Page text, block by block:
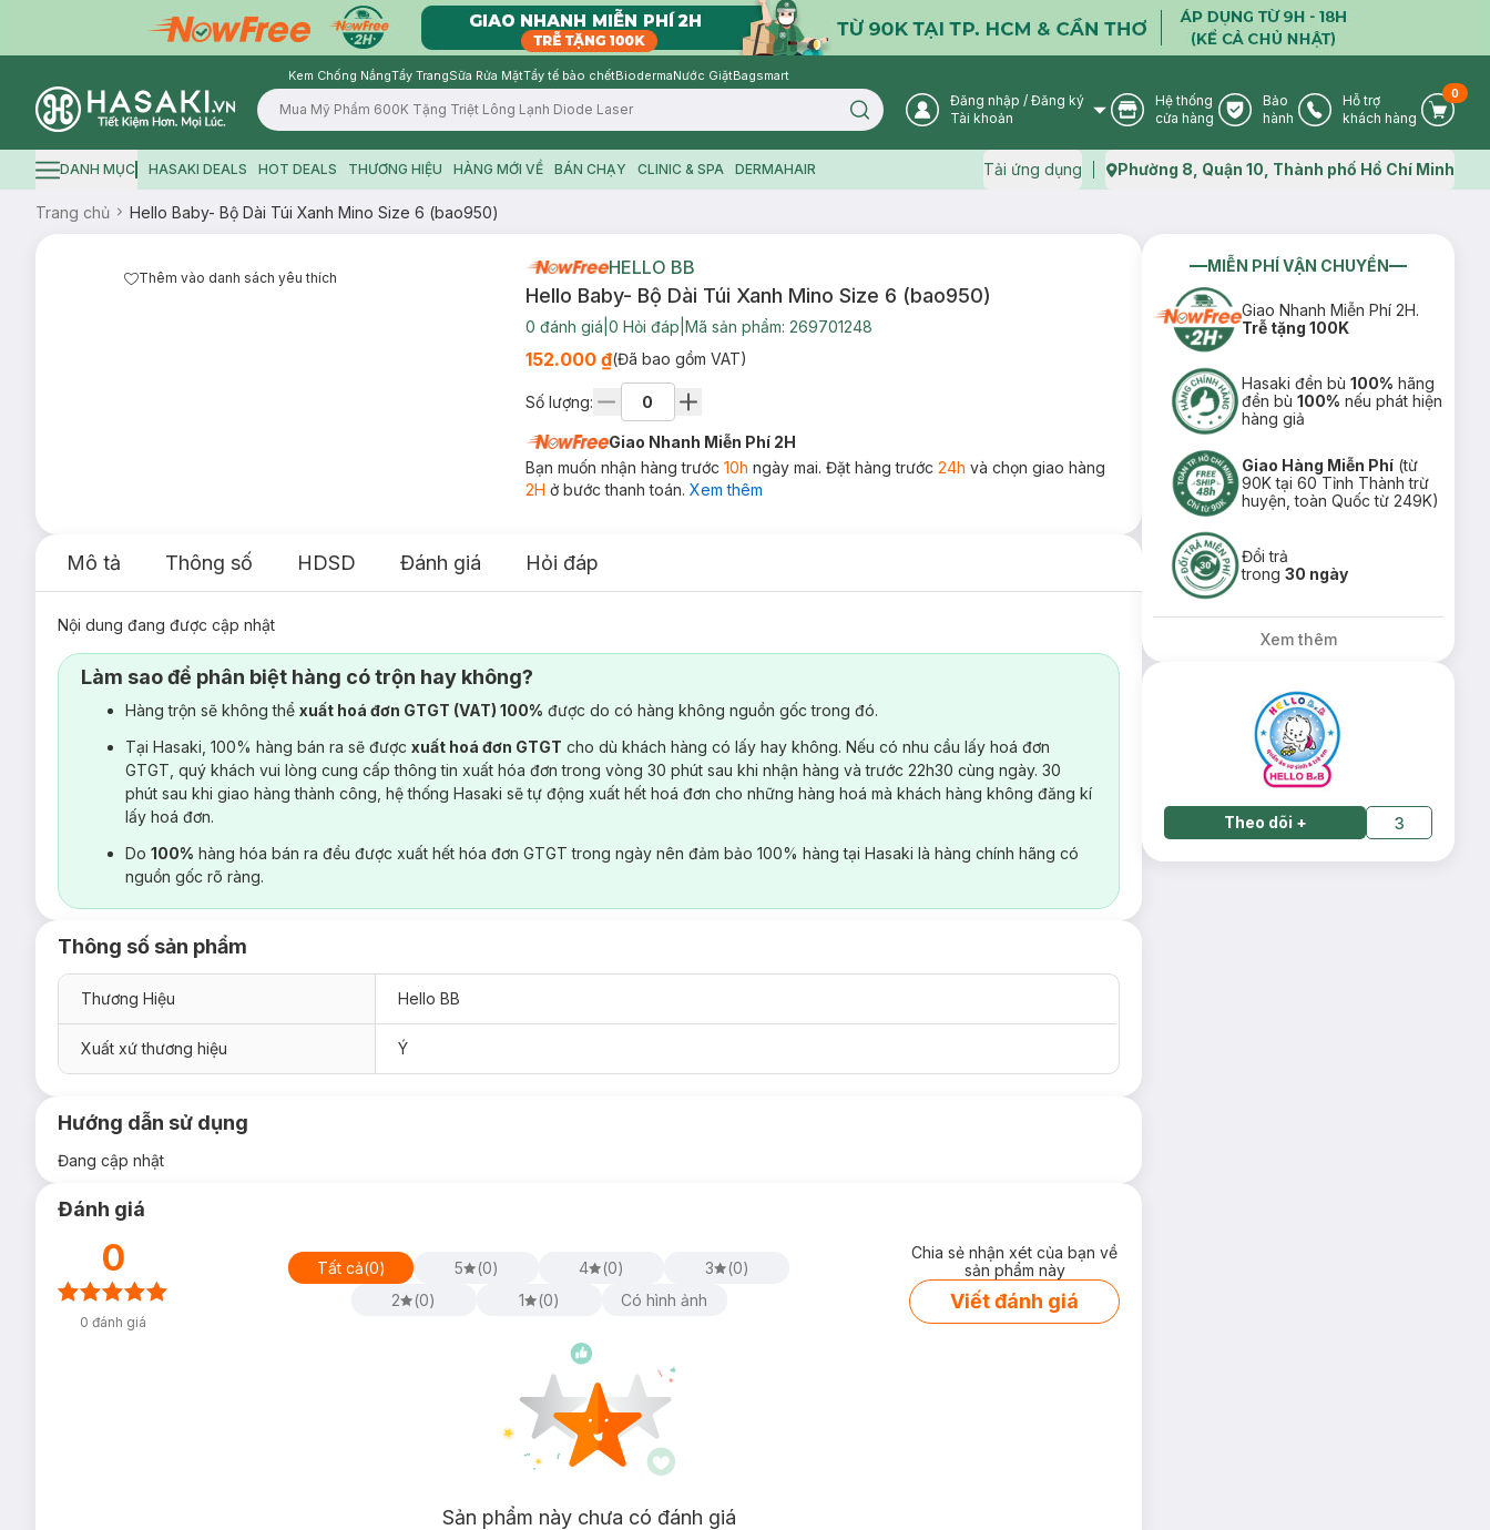
Kem Chống NắngTẩy TrangSữa Rửa MặtTẩy tế bào chếtBiodermaNước GiặtBagsmart
Logo
Search icon User Icon
Đăng nhập / Đăng ký
Tài khoản
Store Icon
Hệ thống
cửa hàng
Warranty Icon
Bảo
hành
Phone Icon
Hỗ trợ
khách hàng
Cart
0
Hamburger icon
DANH MỤC HASAKI DEALS HOT DEALS THƯƠNG HIỆU HÀNG MỚI VỀ BÁN CHẠY CLINIC & SPA DERMAHAIR Tải ứng dụng Map icon
Phường 8, Quận 10, Thành phố Hồ Chí Minh
Trang chủ Hello Baby- Bộ Dài Túi Xanh Mino Size 6 (bao950)
Thêm vào danh sách yêu thích HELLO BB
Hello Baby- Bộ Dài Túi Xanh Mino Size 6 (bao950)
0 đánh giá 0 Hỏi đáp Mã sản phẩm: 269701248
152.000 ₫(Đã bao gồm VAT)
Số lượng:
Giao Nhanh Miễn Phí 2H
Bạn muốn nhận hàng trước 10h ngày mai. Đặt hàng trước 24h và chọn giao hàng
2H ở bước thanh toán. Xem thêm
Mô tả Thông số HDSD Đánh giá Hỏi đáp
Nội dung đang được cập nhật
Làm sao để phân biệt hàng có trộn hay không?
Hàng trộn sẽ không thể xuất hoá đơn GTGT (VAT) 100% được do có hàng không nguồn gốc trong đó.
Tại Hasaki, 100% hàng bán ra sẽ được xuất hoá đơn GTGT cho dù khách hàng có lấy hay không. Nếu có nhu cầu lấy hoá đơn
GTGT, quý khách vui lòng cung cấp thông tin xuất hóa đơn trong vòng 30 phút sau khi nhận hàng và trước 22h30 cùng ngày. 30
phút sau khi giao hàng thành công, hệ thống Hasaki sẽ tự động xuất hết hoá đơn cho những hàng hoá mà khách hàng không đăng kí
lấy hoá đơn.
Do 100% hàng hóa bán ra đều được xuất hết hóa đơn GTGT trong ngày nên đảm bảo 100% hàng tại Hasaki là hàng chính hãng có
nguồn gốc rõ ràng.
Thông số sản phẩm
Thương Hiệu Hello BB
Xuất xứ thương hiệu Ý
Hướng dẫn sử dụng
Đang cập nhật
Đánh giá
0
0 đánh giá
Tất cả(0) 5 (0) 4 (0) 3 (0)
2
(0) 1 (0) Có hình ảnh
Chia sẻ nhận xét của bạn về
sản phẩm này
Viết đánh giá
Sản phẩm này chưa có đánh giá
MIỄN PHÍ VẬN CHUYỂN
Giao Nhanh Miễn Phí 2H.
Trễ tặng 100K
Hasaki đền bù100% hãng
đền bù100% nếu phát hiện
hàng giả
Giao Hàng Miễn Phí (từ
90K tại 60 Tỉnh Thành trừ
huyện, toàn Quốc từ 249K)
Đổi trả
trong30 ngày
Xem thêm
Theo dõi + 3